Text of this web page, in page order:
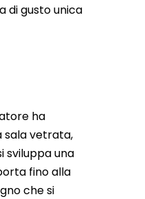
di gusto unica
ha
sala vetrata,
sviluppa una
fino alla
che si